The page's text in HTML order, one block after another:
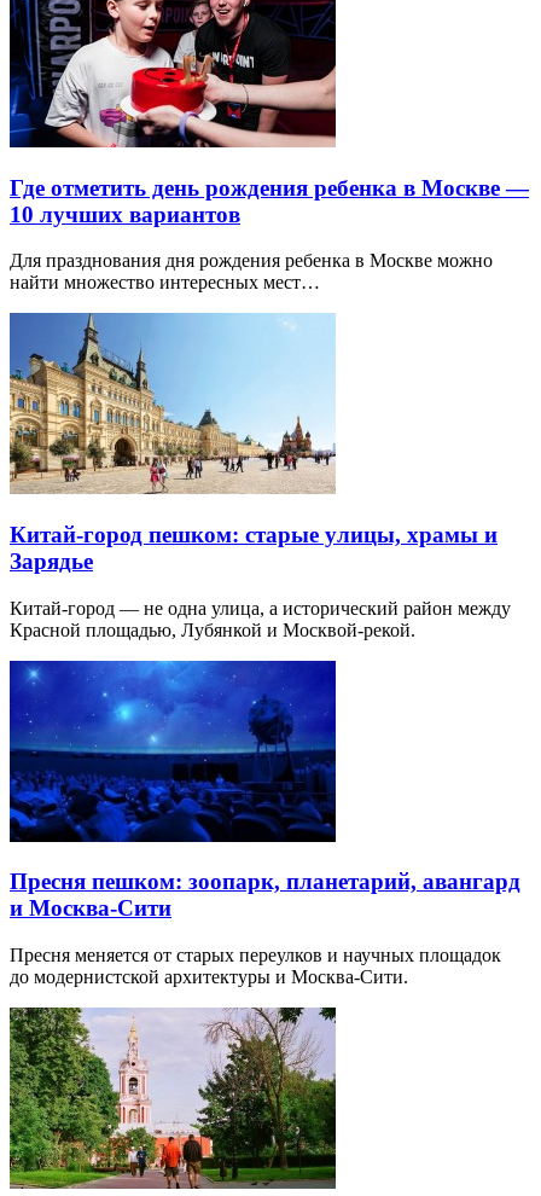
Где отметить день рождения ребенка в Москве —
10 лучших вариантов
Для празднования дня рождения ребенка в Москве можно
найти множество интересных мест…
Китай-город пешком: старые улицы, храмы и
Зарядье
Китай-город — не одна улица, а исторический район между
Красной площадью, Лубянкой и Москвой-рекой.
Пресня пешком: зоопарк, планетарий, авангард
и Москва-Сити
Пресня меняется от старых переулков и научных площадок
до модернистской архитектуры и Москва-Сити.